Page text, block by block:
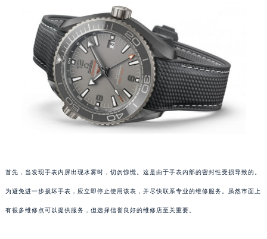
首先，当发现手表内屏出现水雾时，切勿惊慌。这是由于手表内部的密封性受损导致的。
为避免进一步损坏手表，应立即停止使用该表，并尽快联系专业的维修服务。虽然市面上
有很多维修点可以提供服务，但选择信誉良好的维修店至关重要。